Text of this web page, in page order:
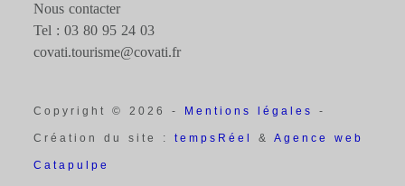
Nous contacter
Tel : 03 80 95 24 03
covati.tourisme@covati.fr
Copyright © 2026 - Mentions légales -
Création du site :tempsRéel&Agence web
Catapulpe